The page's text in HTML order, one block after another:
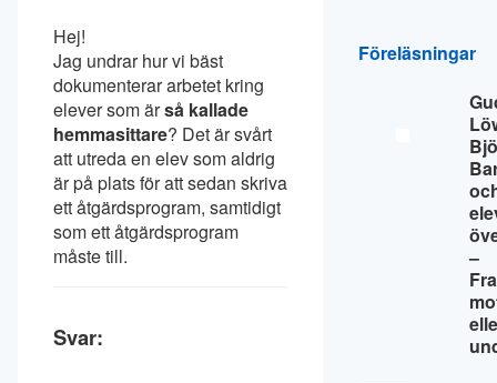
Hej!
Jag undrar hur vi bäst
dokumenterar arbetet kring
elever som ärså kallade
hemmasittare? Det är svårt
att utreda en elev som aldrig
är på plats för att sedan skriva
ett åtgärdsprogram, samtidigt
som ett åtgärdsprogram
måste till.
Svar:
Föreläsningar
–